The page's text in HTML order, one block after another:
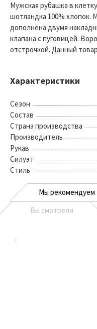
Мужская рубашка в
шотландка 100% хлопок.
дополнена двумя
клапана с пуговицей.
отстрочкой. Данный
Характеристики
Сезон
Состав
Страна производства
Производитель
Рукав
Силуэт
Стиль
Мы рекомендуем
Вы смотрели